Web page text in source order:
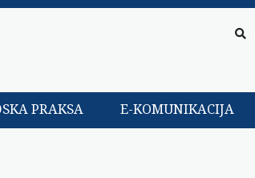
PRAKSA E-KOMUNIKACIJA